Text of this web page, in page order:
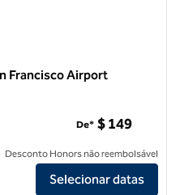
Francisco Airport
by Hilton San Francisco
De* $ 149
Desconto Honors não reembolsável
Selecionar datas